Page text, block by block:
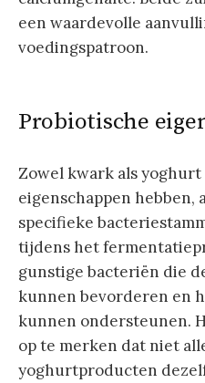
een waardevolle
voedingspatroon.
Probiotische
Zowel kwark als
eigenschappen hebben,
specifieke
tijdens het
gunstige bacteriën die
kunnen bevorderen en
kunnen ondersteunen.
op te merken dat niet
yoghurtproducten